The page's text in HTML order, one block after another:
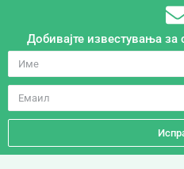
Добивајте известувања